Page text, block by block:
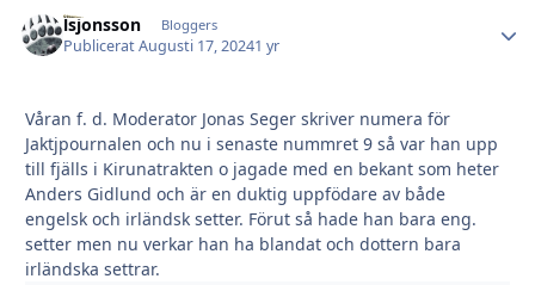
lsjonsson Bloggers
PubliceratAugusti 17, 20241 yr
Våran f. d. Moderator Jonas Seger skriver numera för
Jaktjpournalen och nu i senaste nummret 9 så var han upp
till fjälls i Kirunatrakten o jagade med en bekant som heter
Anders Gidlund och är en duktig uppfödare av både
engelsk och irländsk setter. Förut så hade han bara eng.
setter men nu verkar han ha blandat och dottern bara
irländska settrar.